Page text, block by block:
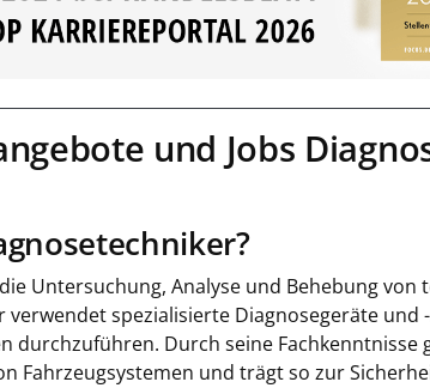
und Jobs
Untersuchung, Analyse und Behebung von
verwendet spezialisierte Diagnosegeräte und
durchzuführen. Durch seine Fachkenntnisse
Fahrzeugsystemen und trägt so zur